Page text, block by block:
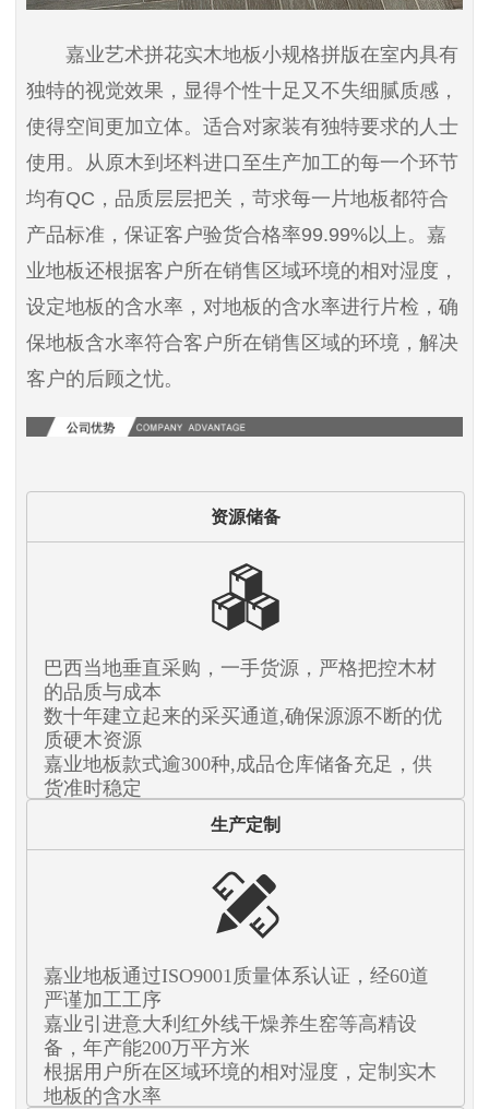
嘉业艺术拼花实木地板小规格拼版在室内具有
独特的视觉效果，显得个性十足又不失细腻质感，
使得空间更加立体。适合对家装有独特要求的人士
使用。从原木到坯料进口至生产加工的每一个环节
均有QC，品质层层把关，苛求每一片地板都符合
产品标准，保证客户验货合格率99.99%以上。嘉
业地板还根据客户所在销售区域环境的相对湿度，
设定地板的含水率，对地板的含水率进行片检，确
保地板含水率符合客户所在销售区域的环境，解决
客户的后顾之忧。
资源储备
巴西当地垂直采购，一手货源，严格把控木材
的品质与成本
数十年建立起来的采买通道,确保源源不断的优
质硬木资源
嘉业地板款式逾300种,成品仓库储备充足，供
货准时稳定
生产定制
嘉业地板通过ISO9001质量体系认证，经60道
严谨加工工序
嘉业引进意大利红外线干燥养生窑等高精设
备，年产能200万平方米
根据用户所在区域环境的相对湿度，定制实木
地板的含水率